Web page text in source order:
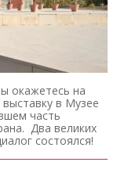
окажетесь на
в Музее
часть
Два великих
состоялся!